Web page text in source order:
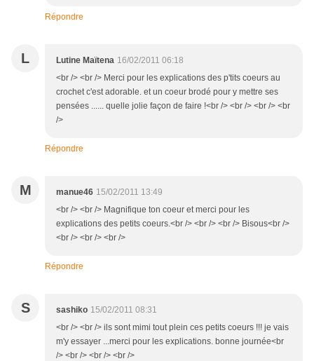
Répondre
L Lutine Maïtena 16/02/2011 06:18
<br /> <br /> Merci pour les explications des p'tits coeurs au
crochet c'est adorable. et un coeur brodé pour y mettre ses
pensées ...... quelle jolie façon de faire !<br /> <br /> <br /> <br
/>
Répondre
M manue46 15/02/2011 13:49
<br /> <br /> Magnifique ton coeur et merci pour les
explications des petits coeurs.<br /> <br /> <br /> Bisous<br />
<br /> <br /> <br />
Répondre
S sashiko 15/02/2011 08:31
<br /> <br /> ils sont mimi tout plein ces petits coeurs !!! je vais
m'y essayer ...merci pour les explications. bonne journée<br
/> <br /> <br /> <br />